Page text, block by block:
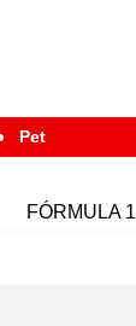
Pet
FÓRMULA 1